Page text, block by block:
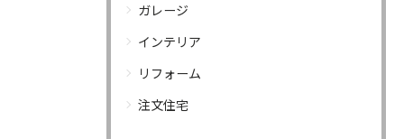
ガレージ
インテリア
リフォーム
注文住宅